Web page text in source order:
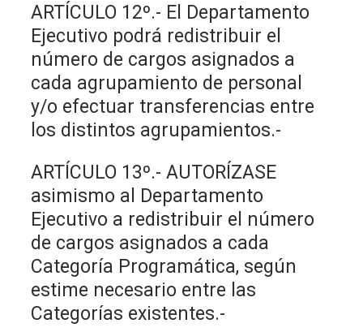
ARTÍCULO 12º.- El Departamento
Ejecutivo podrá redistribuir el
número de cargos asignados a
cada agrupamiento de personal
y/o efectuar transferencias entre
los distintos agrupamientos.-
ARTÍCULO 13º.- AUTORÍZASE
asimismo al Departamento
Ejecutivo a redistribuir el número
de cargos asignados a cada
Categoría Programática, según
estime necesario entre las
Categorías existentes.-